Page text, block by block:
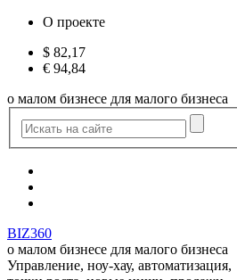
О проекте
$ 82,17
€ 94,84
о малом бизнесе для малого бизнеса
BIZ360
о малом бизнесе для малого бизнеса
Управление, ноу-хау, автоматизация,